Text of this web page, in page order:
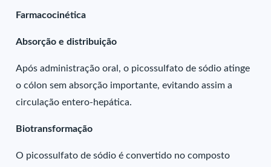
Farmacocinética
Absorção e distribuição
Após administração oral, o picossulfato de sódio atinge
o cólon sem absorção importante, evitando assim a
circulação entero-hepática.
Biotransformação
O picossulfato de sódio é convertido no composto